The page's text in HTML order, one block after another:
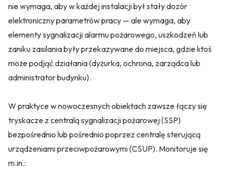
nie wymaga, aby w każdej instalacji był stały dozór
elektroniczny parametrów pracy — ale wymaga, aby
elementy sygnalizacji alarmu pożarowego, uszkodzeń lub
zaniku zasilania były przekazywane do miejsca, gdzie ktoś
może podjąć działania (dyżurka, ochrona, zarządca lub
administrator budynku).
W praktyce w nowoczesnych obiektach zawsze łączy się
tryskacze z centralą sygnalizacji pożarowej (SSP)
bezpośrednio lub pośrednio poprzez centralę sterującą
urządzeniami przeciwpożarowymi (CSUP). Monitoruje się
m.in.: